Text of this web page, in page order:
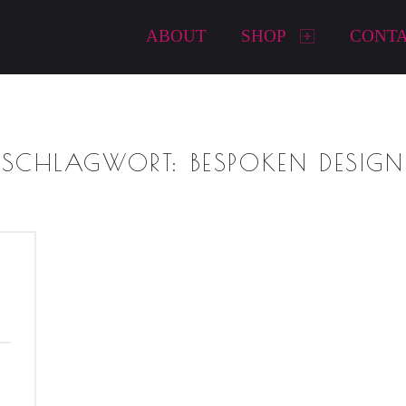
ABOUT SHOP
SCHLAGWORT: BESPOKEN DESIGN